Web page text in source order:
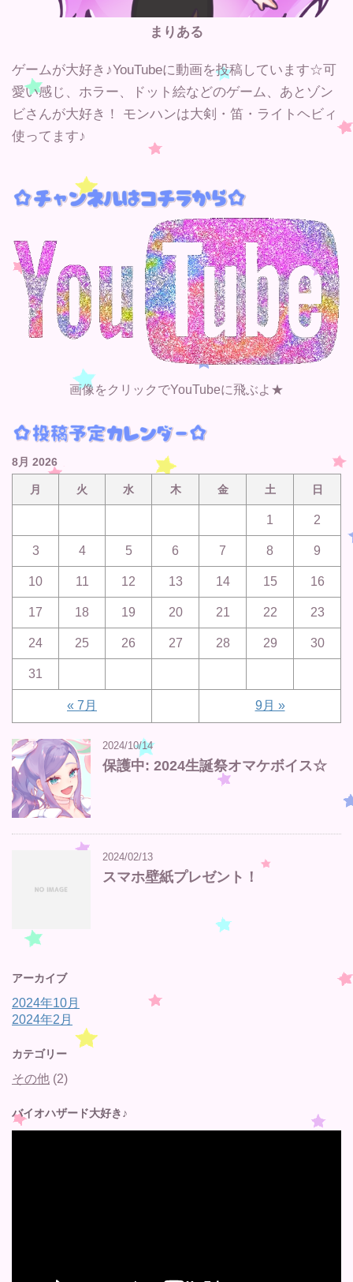
まりある
ゲームが大好き♪YouTubeに動画を投稿しています☆可
愛い感じ、ホラー、ドット絵などのゲーム、あとゾン
ビさんが大好き！ モンハンは大剣・笛・ライトヘビィ
使ってます♪
画像をクリックでYouTubeに飛ぶよ★
8月 2026
月 火 水 木 金 土 日
1 2
3 4 5 6 7 8 9
10 11 12 13 14 15 16
17 18 19 20 21 22 23
24 25 26 27 28 29 30
31
« 7月 9月 »
2024/10/14
保護中: 2024生誕祭オマケボイス☆
2024/02/13
スマホ壁紙プレゼント！
アーカイブ
2024年10月
2024年2月
カテゴリー
その他 (2)
バイオハザード大好き♪